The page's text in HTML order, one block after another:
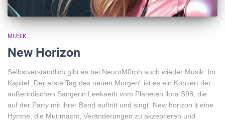
MUSIK
New Horizon
Selbstverständlich gibt es bei NeuroM0rph auch wieder Musik. Im
Kapitel „Der erste Tag des neuen Morgen“ ist es ein Konzert der
außerirdischen Sängerin Leekaeth vom Planeten llora S98, die
auf der Party mit ihrer Band auftritt und singt. New horizon it eine
Hymne, die Mut macht, Veränderungen zu akzeptieren und